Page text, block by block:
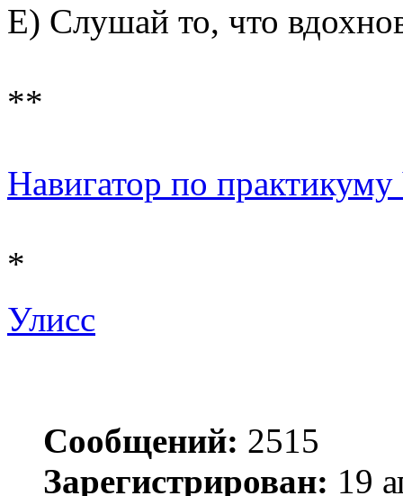
Е) Слушай то, что
**
Навигатор по
*
Улисс
Сообщений: 2515
Зарегистрирован: 19